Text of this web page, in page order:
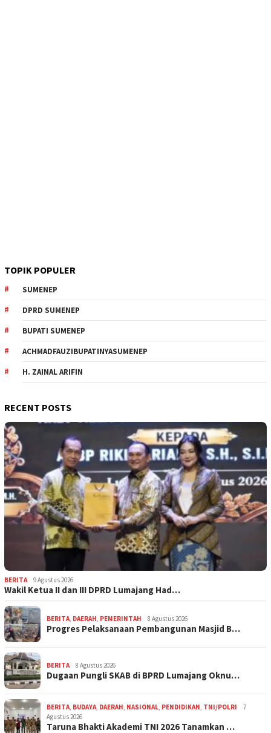
TOPIK POPULER
SUMENEP
DPRD SUMENEP
BUPATI SUMENEP
ACHMADFAUZIBUPATINYASUMENEP
H. ZAINAL ARIFIN
RECENT POSTS
BERITA 9 Agustus 2026
Wakil Ketua II dan III DPRD Lumajang Had…
BERITA DAERAH PEMERINTAH 8 Agustus 2026
Progres Pelaksanaan Pembangunan Masjid B…
BERITA 8 Agustus 2026
Dugaan Pungli SKAB di BPRD Lumajang Oknu…
BERITA BUDAYA DAERAH NASIONAL PENDIDIKAN TNI/POLRI
7
Agustus 2026
Taruna Bhakti Akademi TNI 2026 Tanamkan …